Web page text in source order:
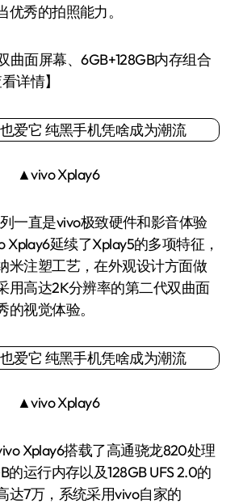
秀的拍照能力。
面屏幕、6GB+128GB内存组合
详情】
▲vivo Xplay6
直是vivo极致硬件和影音体验
Xplay6延续了Xplay5的多项特征，
米注塑工艺，在外观设计方面做
用高达2K分辨率的第二代双曲面
视觉体验。
▲vivo Xplay6
Xplay6搭载了高通骁龙820处理
运行内存以及128GB UFS 2.0的
达7万，系统采用vivo自家的